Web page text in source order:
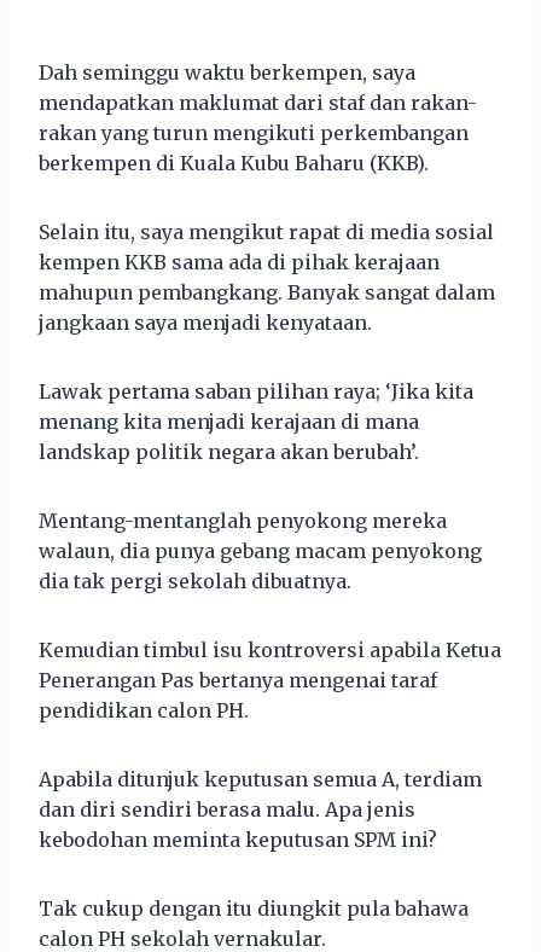
Dah seminggu waktu berkempen, saya
mendapatkan maklumat dari staf dan rakan-
rakan yang turun mengikuti perkembangan
berkempen di Kuala Kubu Baharu (KKB).
Selain itu, saya mengikut rapat di media sosial
kempen KKB sama ada di pihak kerajaan
mahupun pembangkang. Banyak sangat dalam
jangkaan saya menjadi kenyataan.
Lawak pertama saban pilihan raya; ‘Jika kita
menang kita menjadi kerajaan di mana
landskap politik negara akan berubah’.
Mentang-mentanglah penyokong mereka
walaun, dia punya gebang macam penyokong
dia tak pergi sekolah dibuatnya.
Kemudian timbul isu kontroversi apabila Ketua
Penerangan Pas bertanya mengenai taraf
pendidikan calon PH.
Apabila ditunjuk keputusan semua A, terdiam
dan diri sendiri berasa malu. Apa jenis
kebodohan meminta keputusan SPM ini?
Tak cukup dengan itu diungkit pula bahawa
calon PH sekolah vernakular.